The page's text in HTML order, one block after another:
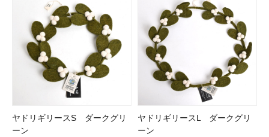
ヤドリギリースS ダークグリ
ーン
ヤドリギリースL ダークグリ
ーン